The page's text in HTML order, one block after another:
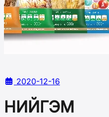
2020-12-16
НИЙГЭМ